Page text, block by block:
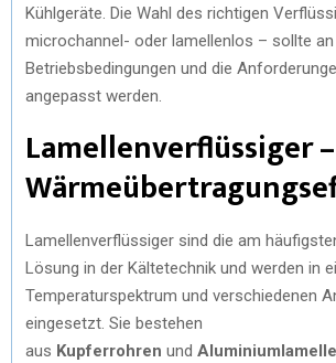
Kühlgeräte. Die Wahl des richtigen
microchannel- oder lamellenlos – sollte an
Betriebsbedingungen und die
angepasst werden.
Lamellenverflüssiger
Lamellenverflüssiger sind die am
Lösung in der Kältetechnik und werden in
Temperaturspektrum und verschiedenen
eingesetzt. Sie bestehen
aus Kupferrohren und